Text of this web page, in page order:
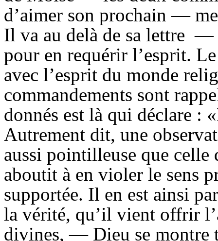
d’aimer son prochain —
Il va au delà de sa lettre —
pour en requérir l’esprit.
avec l’esprit du monde
commandements sont
donnés est là qui déclare :
Autrement dit, une
aussi pointilleuse que celle
aboutit à en violer le sens
supportée. Il en est ainsi
la vérité, qu’il vient offrir
divines, — Dieu se montre